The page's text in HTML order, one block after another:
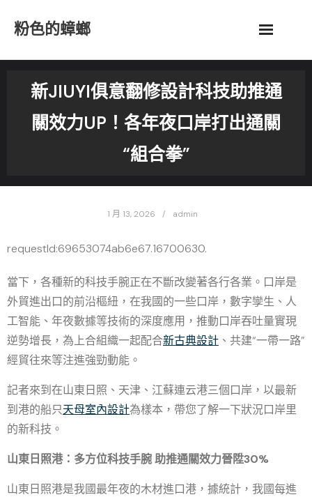
粉色的蟑螂
新JIUYI俱意翻修設計科技助推通
關效力UP！各年夜口岸打出通關
“組合拳”
1 月 13, 2026 admin
requestId:69653074ab6e67.16700630.
當下，各種新的科技手腕正在不斷改變著各行各業。口岸是
外貿進出口的前沿樞紐，在我國的一些口岸，數字孿生、人
工智能、年夜數據等技術的深度應用，推動口岸吞吐量實現
逆勢增長，為上合組織一起配合新古典設計 、共建“一帶一路”
經貿往來等注進強勁動能。
記者來到在山東日照、天津、江蘇連云港三個口岸，以最新
到港的船只天母室內設計為樣本，帶您了解一下狀況口岸里
的新科技。
山東日照港：多方位科技手腕 助推通關效力晉陞30%
山東日照港是我國最年夜的木材進口港，據統計，我國每進